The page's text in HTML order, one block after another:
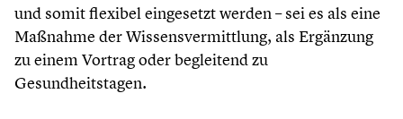
und somit flexibel eingesetzt werden – sei es als eine
Maßnahme der Wissensvermittlung, als Ergänzung
zu einem Vortrag oder begleitend zu
Gesundheitstagen.